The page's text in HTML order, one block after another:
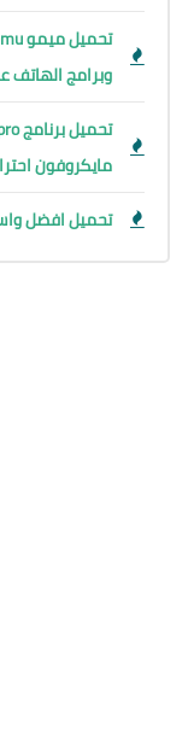
وبرامج الهاتف
مايكروفون
تحميل افضل